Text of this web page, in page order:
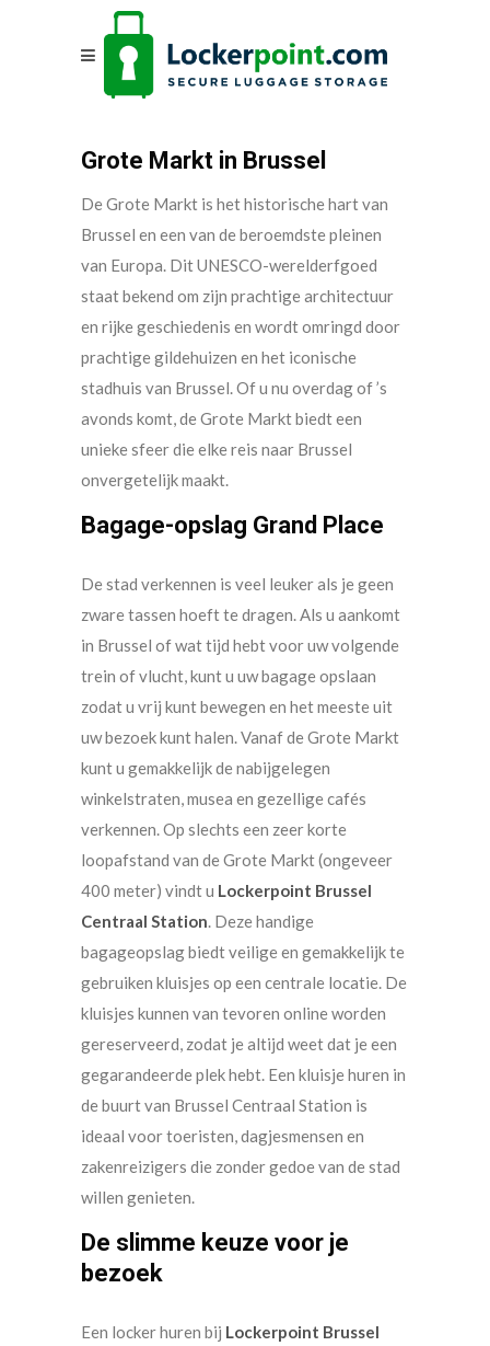
Grote Markt in Brussel
De Grote Markt is het historische hart van
Brussel en een van de beroemdste pleinen
van Europa. Dit UNESCO-werelderfgoed
staat bekend om zijn prachtige architectuur
en rijke geschiedenis en wordt omringd door
prachtige gildehuizen en het iconische
stadhuis van Brussel. Of u nu overdag of ’s
avonds komt, de Grote Markt biedt een
unieke sfeer die elke reis naar Brussel
onvergetelijk maakt.
Bagage-opslag Grand Place
De stad verkennen is veel leuker als je geen
zware tassen hoeft te dragen. Als u aankomt
in Brussel of wat tijd hebt voor uw volgende
trein of vlucht, kunt u uw bagage opslaan
zodat u vrij kunt bewegen en het meeste uit
uw bezoek kunt halen. Vanaf de Grote Markt
kunt u gemakkelijk de nabijgelegen
winkelstraten, musea en gezellige cafés
verkennen. Op slechts een zeer korte
loopafstand van de Grote Markt (ongeveer
400 meter) vindt u Lockerpoint Brussel
Centraal Station. Deze handige
bagageopslag biedt veilige en gemakkelijk te
gebruiken kluisjes op een centrale locatie. De
kluisjes kunnen van tevoren online worden
gereserveerd, zodat je altijd weet dat je een
gegarandeerde plek hebt. Een kluisje huren in
de buurt van Brussel Centraal Station is
ideaal voor toeristen, dagjesmensen en
zakenreizigers die zonder gedoe van de stad
willen genieten.
De slimme keuze voor je
bezoek
Een locker huren bij Lockerpoint Brussel